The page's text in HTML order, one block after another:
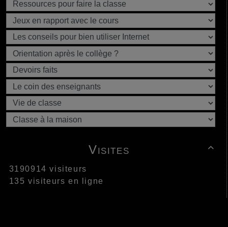

Visites
3190914 visiteurs
135 visiteurs en ligne